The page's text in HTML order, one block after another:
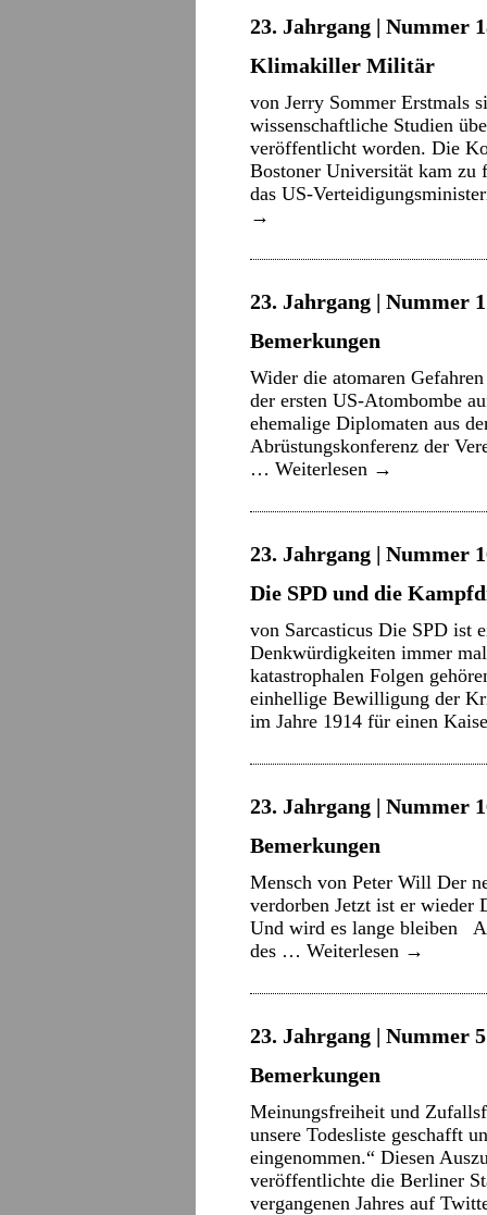
23. Jahrgang | Nummer
Klimakiller Militär
von Jerry Sommer Erstmals
wissenschaftliche Studien
veröffentlicht worden. Die
Bostoner Universität kam zu
das US-
→
23. Jahrgang | Nummer
Bemerkungen
Wider die atomaren
der ersten US-Atombombe
ehemalige Diplomaten aus
Abrüstungskonferenz der
… Weiterlesen →
23. Jahrgang | Nummer
Die SPD und die
von Sarcasticus Die SPD ist
Denkwürdigkeiten immer
katastrophalen Folgen
einhellige Bewilligung der
im Jahre 1914 für einen
23. Jahrgang | Nummer
Bemerkungen
Mensch von Peter Will Der
verdorben Jetzt ist er wieder
Und wird es lange bleiben
des … Weiterlesen →
23. Jahrgang | Nummer
Bemerkungen
Meinungsfreiheit und
unsere Todesliste geschafft
eingenommen.“ Diesen
veröffentlichte die Berliner
vergangenen Jahres auf